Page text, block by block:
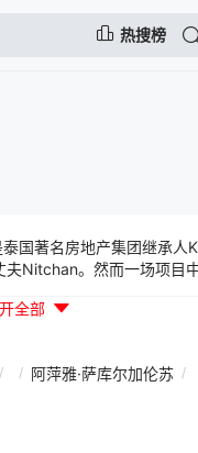
热搜榜
国著名房地产集团继承
夫Nitchan。然而一场项
Khae-arun的身份生活直
美丽善良的Khae-arun，
全部
/ / 阿萍雅·萨库尔加伦苏 /